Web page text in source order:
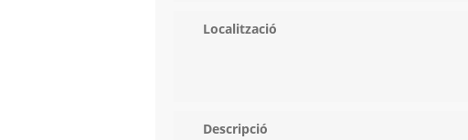
Localització
Descripció